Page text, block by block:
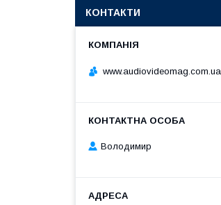
КОНТАКТИ
www.audiovideomag.com.ua
Володимир